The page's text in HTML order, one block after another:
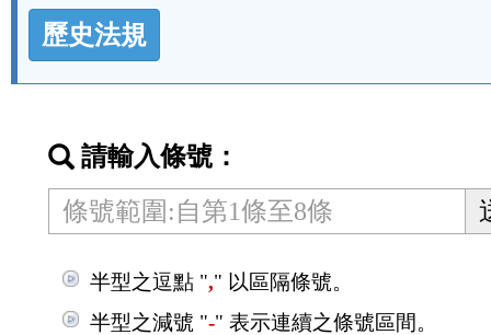
功
能
按
區
歷史法規
請輸入條號：
半型之逗點 "," 以區隔條號。
半型之減號 "-" 表示連續之條號區間。